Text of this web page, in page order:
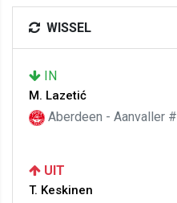
WISSEL
IN
M. Lazetić
Aberdeen - Aanvaller #
UIT
T. Keskinen